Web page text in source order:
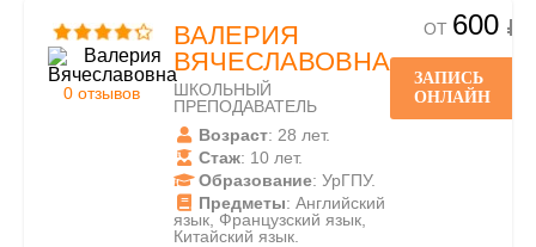
0 отзывов
ВАЛЕРИЯ
ВЯЧЕСЛАВОВНА
ШКОЛЬНЫЙ
ПРЕПОДАВАТЕЛЬ
Возраст: 28 лет.
Стаж: 10 лет.
Образование: УрГПУ.
Предметы: Английский
язык, Французский язык,
Китайский язык.
ОТ 600
ЗАПИСЬ
ОНЛАЙН